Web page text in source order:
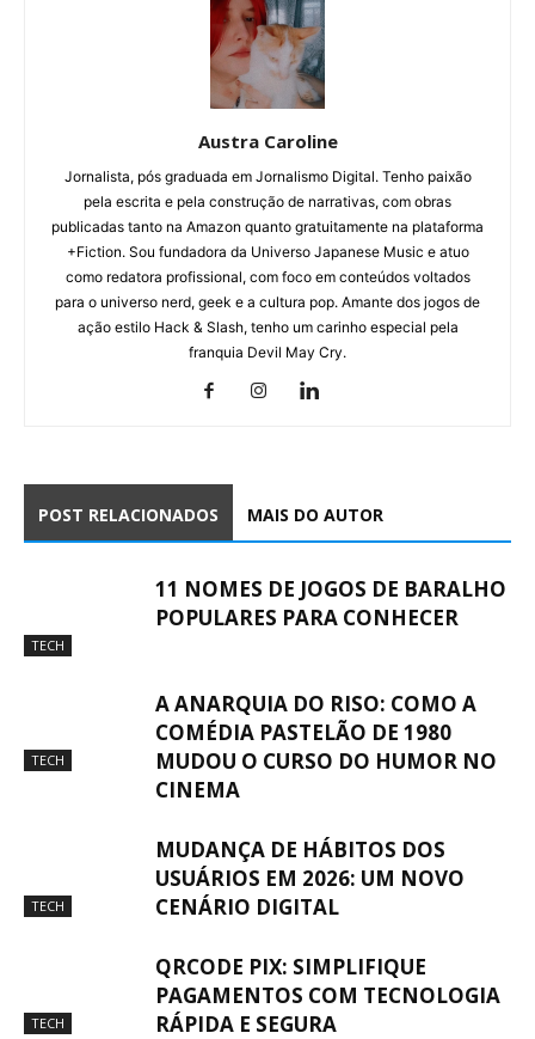
Austra Caroline
Jornalista, pós graduada em Jornalismo Digital. Tenho paixão
pela escrita e pela construção de narrativas, com obras
publicadas tanto na Amazon quanto gratuitamente na plataforma
+Fiction. Sou fundadora da Universo Japanese Music e atuo
como redatora profissional, com foco em conteúdos voltados
para o universo nerd, geek e a cultura pop. Amante dos jogos de
ação estilo Hack & Slash, tenho um carinho especial pela
franquia Devil May Cry.
POST RELACIONADOS MAIS DO AUTOR
TECH
11 NOMES DE JOGOS DE BARALHO
POPULARES PARA CONHECER
TECH
A ANARQUIA DO RISO: COMO A
COMÉDIA PASTELÃO DE 1980
MUDOU O CURSO DO HUMOR NO
CINEMA
TECH
MUDANÇA DE HÁBITOS DOS
USUÁRIOS EM 2026: UM NOVO
CENÁRIO DIGITAL
TECH
QRCODE PIX: SIMPLIFIQUE
PAGAMENTOS COM TECNOLOGIA
RÁPIDA E SEGURA